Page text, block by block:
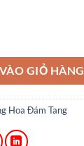
GIỎ HÀNG
Hoa Đám Tang